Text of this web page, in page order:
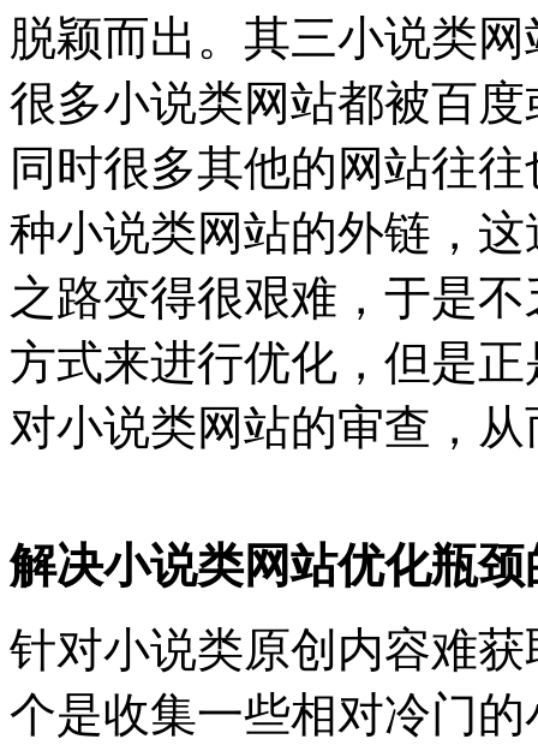
脱颖而出。 其三小说类
很多小说类网站都被百
同时很多其他的网站往
种小说类网站的外链，
之路变得很艰难，于是
方式来进行优化，但是
对小说类网站的审查，
解决小说类网站优化瓶
针对小说类原创内容难
个是收集一些相对冷门